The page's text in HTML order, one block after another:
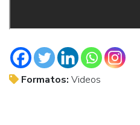
Formatos: Videos